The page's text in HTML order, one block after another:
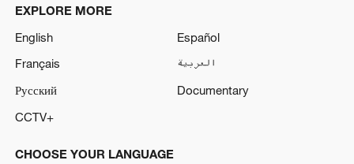
EXPLORE MORE
English
Español
Français
العربية
Русский
Documentary
CCTV+
CHOOSE YOUR LANGUAGE